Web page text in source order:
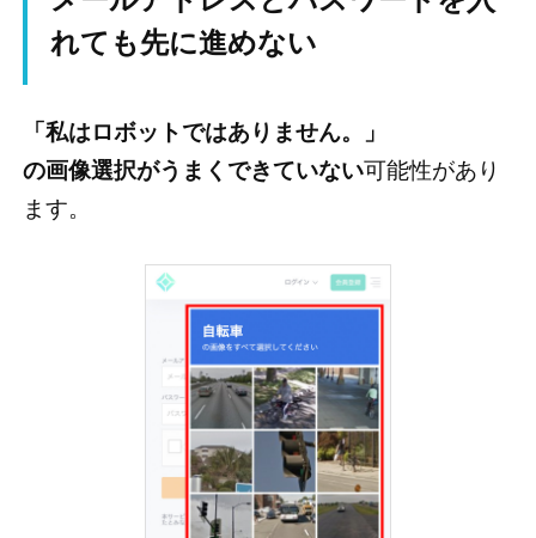
れても先に進めない
「私はロボットではありません。」
の画像選択がうまくできていない可能性があり
ます。